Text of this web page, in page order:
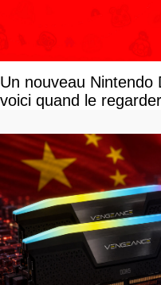
Un nouveau Nintendo
voici quand le regarder